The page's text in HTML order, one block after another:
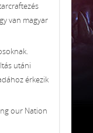
van magyar
utáni
érkezik
our Nation